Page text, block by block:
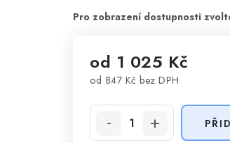
od 1 025 Kč
od 847 Kč bez DPH